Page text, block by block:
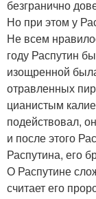
безгранично
Но при этом у
Не всем
году Распутин
изощренной
отравленных
цианистым
подействовал,
и после этого
Распутина, его
О Распутине
считает его